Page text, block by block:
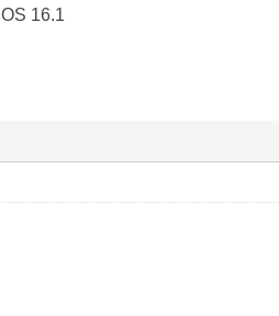
16.1